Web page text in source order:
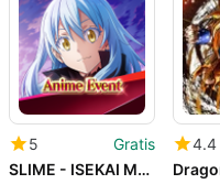
5
Gratis
SLIME - ISEKAI Memories
4.4